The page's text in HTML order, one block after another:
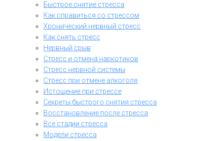
Быстрое снятие стресса
Как справиться со стрессом
Хронический нервный стресс
Как снять стресс
Нервный срыв
Стресс и отмена наркотиков
Стресс нервной системы
Стресс при отмене алкоголя
Истощение при стрессе
Секреты быстрого снятия стресса
Восстановление после стресса
Все стадии стресса
Модели стресса